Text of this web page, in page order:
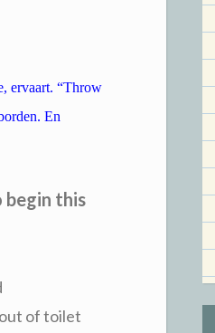
ervaart. “Throw
En
begin this
of toilet